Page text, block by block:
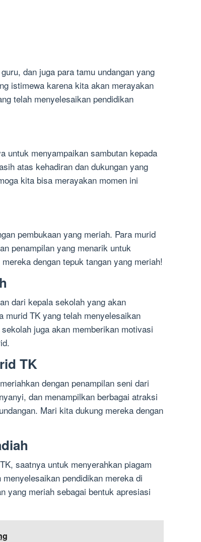
dan juga para tamu undangan yang
istimewa karena kita akan merayakan
telah menyelesaikan pendidikan
untuk menyampaikan sambutan kepada
atas kehadiran dan dukungan yang
kita bisa merayakan momen ini
pembukaan yang meriah. Para murid
penampilan yang menarik untuk
dengan tepuk tangan yang meriah!
dari kepala sekolah yang akan
murid TK yang telah menyelesaikan
juga akan memberikan motivasi
TK
dengan penampilan seni dari
dan menampilkan berbagai atraksi
Mari kita dukung mereka dengan
saatnya untuk menyerahkan piagam
pendidikan mereka di
yang meriah sebagai bentuk apresiasi